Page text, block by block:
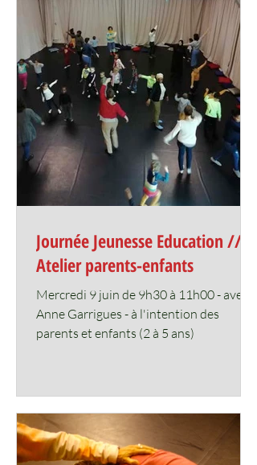
Journée Jeunesse Education //
Atelier parents-enfants
Mercredi 9 juin de 9h30 à 11h00 - avec
Anne Garrigues - à l'intention des
parents et enfants (2 à 5 ans)